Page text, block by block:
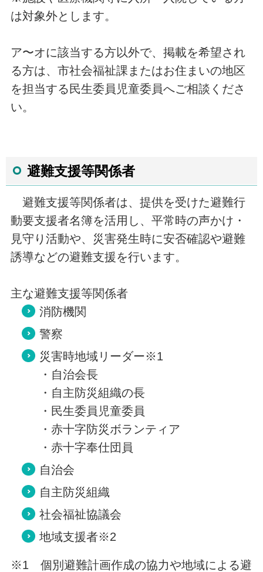
は対象外とします。
ア〜オに該当する方以外で、掲載を希望され
る方は、市社会福祉課またはお住まいの地区
を担当する民生委員児童委員へご相談くださ
い。
避難支援等関係者
避難支援等関係者は、提供を受けた避難行
動要支援者名簿を活用し、平常時の声かけ・
見守り活動や、災害発生時に安否確認や避難
誘導などの避難支援を行います。
主な避難支援等関係者
消防機関
警察
災害時地域リーダー※1
・自治会長
・自主防災組織の長
・民生委員児童委員
・赤十字防災ボランティア
・赤十字奉仕団員
自治会
自主防災組織
社会福祉協議会
地域支援者※2
※1 個別避難計画作成の協力や地域による避